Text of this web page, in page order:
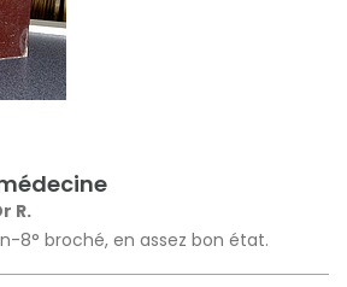
R.
8° broché, en assez bon état.